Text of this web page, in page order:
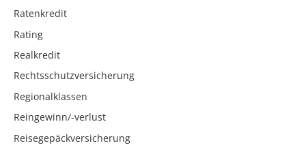
Ratenkredit
Rating
Realkredit
Rechtsschutzversicherung
Regionalklassen
Reingewinn/-verlust
Reisegepäckversicherung